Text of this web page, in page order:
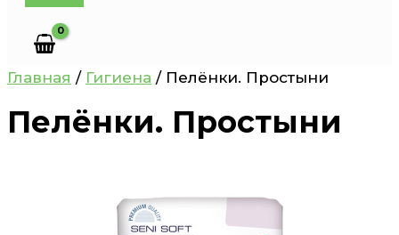
Главная / Гигиена / Пелёнки. Простыни
Пелёнки. Простыни